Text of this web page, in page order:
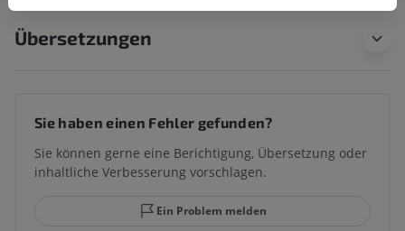
Übersetzungen
Sie haben einen Fehler gefunden?
Sie können gerne eine Berichtigung, Übersetzung oder
inhaltliche Verbesserung vorschlagen.
Ein Problem melden